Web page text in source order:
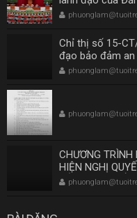
tham nhũng,
Chỉ thị số 15-
đạo bảo đảm
bàn Thành phố
CHƯƠNG
HIỆN NGHỊ
CỦA BAN CHẤP